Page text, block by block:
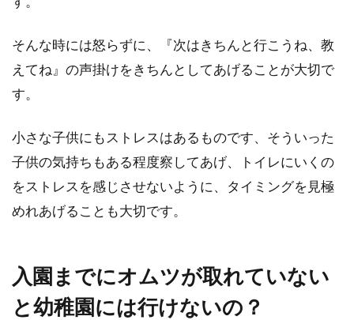
そんな時には怒らずに、『次はきちんと行こうね、教
えてね』の声掛けをきちんとしてあげることが大切で
す。
小さな子供にもストレスはあるものです、そういった
子供の気持ちもある程度察してあげ、トイレにいくの
をストレスを感じさせないように、タイミングを見極
めれあげることも大切です。
入園までにオムツが取れていない
と幼稚園には行けないの？